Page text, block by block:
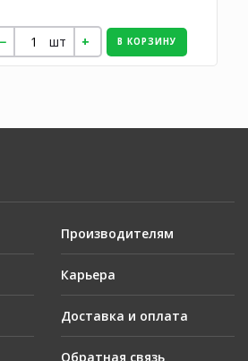
шт В КОРЗИНУ
Производителям
Карьера
Доставка и оплата
Обратная связь